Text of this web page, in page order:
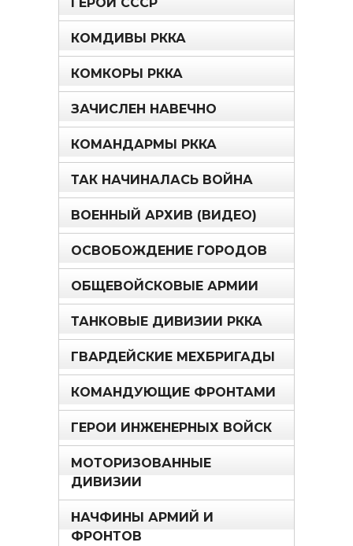
КОМДИВЫ РККА
КОМКОРЫ РККА
ЗАЧИСЛЕН НАВЕЧНО
КОМАНДАРМЫ РККА
ТАК НАЧИНАЛАСЬ ВОЙНА
ВОЕННЫЙ АРХИВ (ВИДЕО)
ОСВОБОЖДЕНИЕ ГОРОДОВ
ОБЩЕВОЙСКОВЫЕ АРМИИ
ТАНКОВЫЕ ДИВИЗИИ РККА
ГВАРДЕЙСКИЕ МЕХБРИГАДЫ
КОМАНДУЮЩИЕ ФРОНТАМИ
ГЕРОИ ИНЖЕНЕРНЫХ ВОЙСК
МОТОРИЗОВАННЫЕ
ДИВИЗИИ
НАЧФИНЫ АРМИЙ И
ФРОНТОВ